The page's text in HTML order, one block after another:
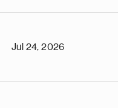
Jul 24, 2026